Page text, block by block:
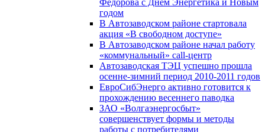
Федорова с Днем Энергетика и Новым
годом
В Автозаводском районе стартовала
акция «В свободном доступе»
В Автозаводском районе начал работу
«коммунальный» call-центр
Автозаводская ТЭЦ успешно прошла
осенне-зимний период 2010-2011 годов
ЕвроСибЭнерго активно готовится к
прохождению весеннего паводка
ЗАО «Волгаэнергосбыт»
совершенствует формы и методы
работы с потребителями